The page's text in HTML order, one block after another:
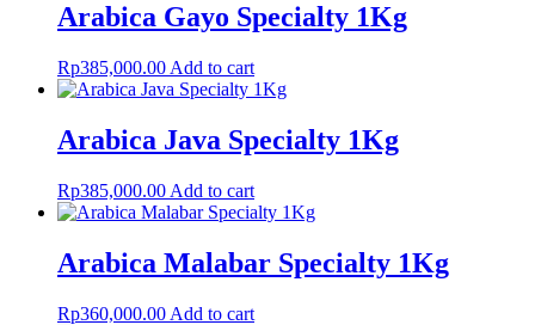
Arabica Gayo Specialty 1Kg
Rp385,000.00 Add to cart
Arabica Java Specialty 1Kg
Rp385,000.00 Add to cart
Arabica Malabar Specialty 1Kg
Rp360,000.00 Add to cart